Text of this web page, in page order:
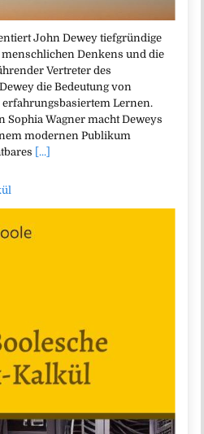
John Dewey tiefgründige
Denkens und die
Vertreter des
die Bedeutung von
Lernen.
Sophia Wagner macht Deweys
modernen Publikum
[...]